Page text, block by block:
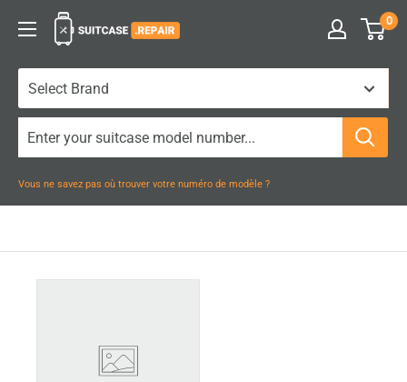
Suitcase.Repair 0
Vous ne savez pas où trouver votre numéro de modèle ?